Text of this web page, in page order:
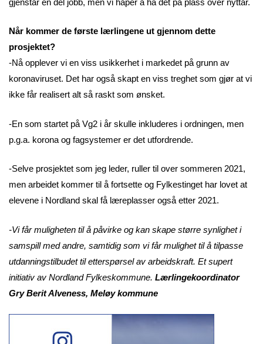
Når kommer de første lærlingene ut gjennom dette
prosjektet?
-Nå opplever vi en viss usikkerhet i markedet på grunn av
koronaviruset. Det har også skapt en viss treghet som gjør at vi
ikke får realisert alt så raskt som ønsket.
-En som startet på Vg2 i år skulle inkluderes i ordningen, men
p.g.a. korona og fagsystemer er det utfordrende.
-Selve prosjektet som jeg leder, ruller til over sommeren 2021,
men arbeidet kommer til å fortsette og Fylkestinget har lovet at
elevene i Nordland skal få læreplasser også etter 2021.
-Vi får muligheten til å påvirke og kan skape større synlighet i
samspill med andre, samtidig som vi får mulighet til å tilpasse
utdanningstilbudet til etterspørsel av arbeidskraft. Et supert
initiativ av Nordland Fylkeskommune. Lærlingekoordinator
Gry Berit Alveness, Meløy kommune